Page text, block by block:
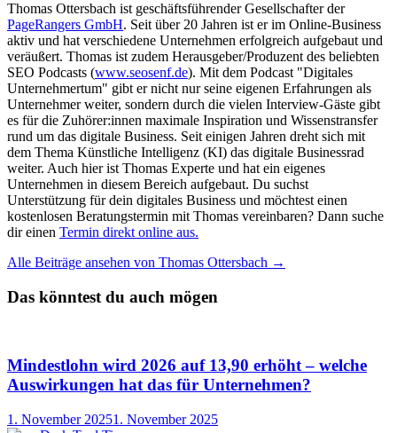
Thomas Ottersbach ist geschäftsführender Gesellschafter der
PageRangers GmbH. Seit über 20 Jahren ist er im Online-Business
aktiv und hat verschiedene Unternehmen erfolgreich aufgebaut und
veräußert. Thomas ist zudem Herausgeber/Produzent des beliebten
SEO Podcasts (www.seosenf.de). Mit dem Podcast "Digitales
Unternehmertum" gibt er nicht nur seine eigenen Erfahrungen als
Unternehmer weiter, sondern durch die vielen Interview-Gäste gibt
es für die Zuhörer:innen maximale Inspiration und Wissenstransfer
rund um das digitale Business. Seit einigen Jahren dreht sich mit
dem Thema Künstliche Intelligenz (KI) das digitale Businessrad
weiter. Auch hier ist Thomas Experte und hat ein eigenes
Unternehmen in diesem Bereich aufgebaut. Du suchst
Unterstützung für dein digitales Business und möchtest einen
kostenlosen Beratungstermin mit Thomas vereinbaren? Dann suche
dir einen Termin direkt online aus.
Alle Beiträge ansehen von Thomas Ottersbach →
Das könntest du auch mögen
Mindestlohn wird 2026 auf 13,90 erhöht – welche
Auswirkungen hat das für Unternehmen?
1. November 20251. November 2025